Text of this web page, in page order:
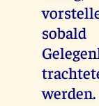
werden.